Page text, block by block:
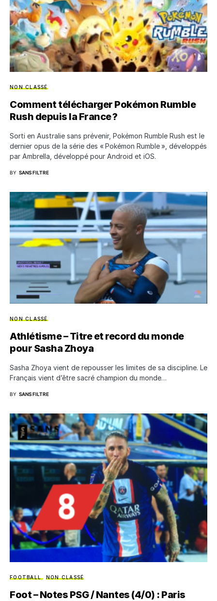
NON CLASSÉ
Comment télécharger Pokémon Rumble
Rush depuis la France ?
Sorti en Australie sans prévenir, Pokémon Rumble Rush est le
dernier opus de la série des « Pokémon Rumble », développés
par Ambrella, développé pour Android et iOS.
BY SANS FILTRE
NON CLASSÉ
Athlétisme – Titre et record du monde
pour Sasha Zhoya
Sasha Zhoya vient de repousser les limites de sa discipline. Le
Français vient d’être sacré champion du monde…
BY SANS FILTRE
FOOTBALL NON CLASSÉ
Foot – Notes PSG / Nantes (4/0) : Paris